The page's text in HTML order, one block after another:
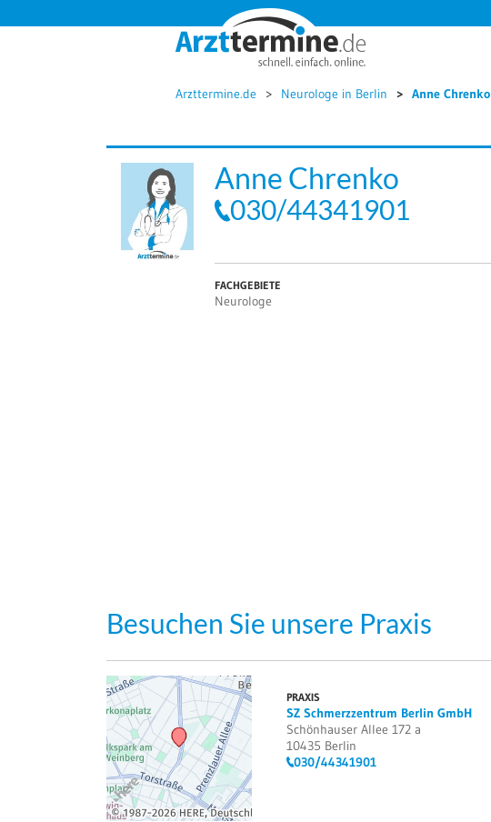




Arzttermine.de Neurologe in Berlin Anne Chrenko
Anne Chrenko
030/44341901
FACHGEBIETE
Neurologe
Besuchen Sie unsere Praxis
PRAXIS
SZ Schmerzzentrum Berlin GmbH
Schönhauser Allee 172 a
10435 Berlin
030/44341901